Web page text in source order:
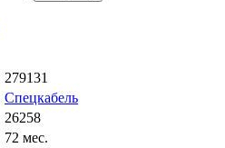
279131
Спецкабель
26258
72 мес.